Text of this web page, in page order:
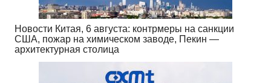
Новости Китая, 6 августа: контрмеры на санкции
США, пожар на химическом заводе, Пекин —
архитектурная столица